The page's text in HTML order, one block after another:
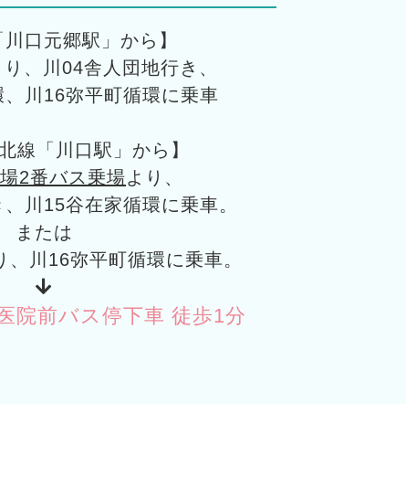
川口元郷駅」から】
り、川04舎人団地行き、
、川16弥平町循環に乗車
線「川口駅」から】
2番バス乗場より、
川15谷在家循環に乗車。
または
、川16弥平町循環に乗車。
院前バス停下車 徒歩1分